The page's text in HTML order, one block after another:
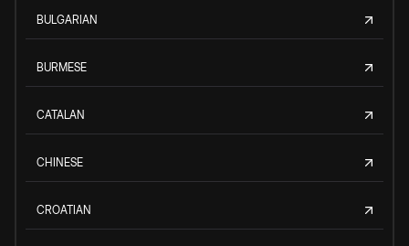
BULGARIAN
BURMESE
CATALAN
CHINESE
CROATIAN